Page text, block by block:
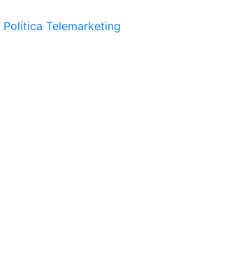
Política Telemarketing